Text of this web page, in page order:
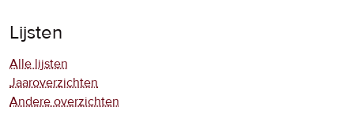
Lijsten
Alle lijsten
Jaaroverzichten
Andere overzichten